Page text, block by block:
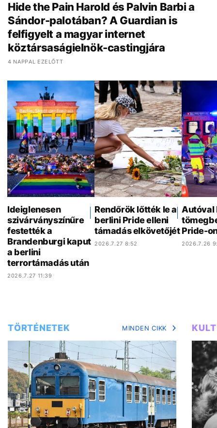
Hide the Pain Harold és Palvin Barbi a
Sándor-palotában? A Guardian is
felfigyelt a magyar internet
köztársaságielnök-castingjára
4 NAPPAL EZELŐTT
Ideiglenesen
szivárványszínűre
festették a
Brandenburgi kaput
a berlini
terrortámadás után
2026.7.27 11:39
Rendőrök lőtték le a
berlini Pride elleni
támadás elkövetőjét
2026.7.27 8:52
Autóval
Pride-
2026.7.26
TÖRTÉNETEK MINDEN CIKK